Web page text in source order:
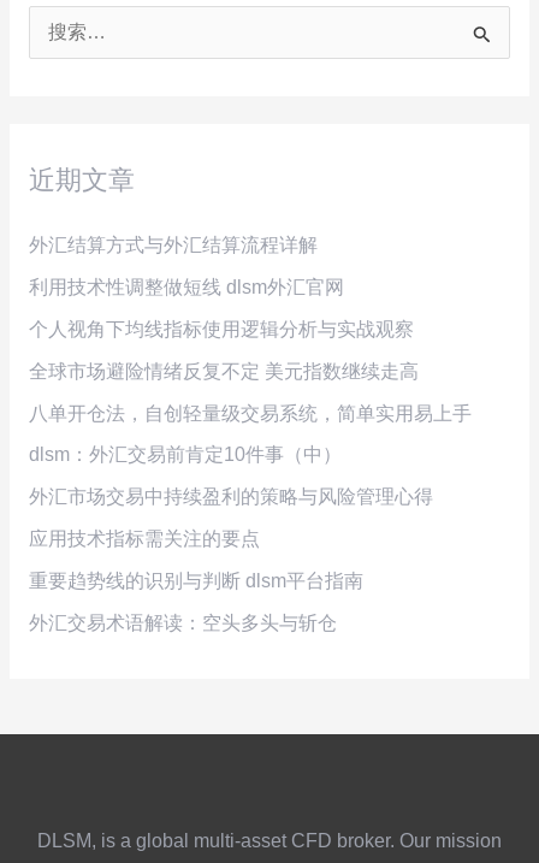
近期文章
外汇结算方式与外汇结算流程详解
利用技术性调整做短线 dlsm外汇官网
个人视角下均线指标使用逻辑分析与实战观察
全球市场避险情绪反复不定 美元指数继续走高
八单开仓法，自创轻量级交易系统，简单实用易上手
dlsm：外汇交易前肯定10件事（中）
外汇市场交易中持续盈利的策略与风险管理心得
应用技术指标需关注的要点
重要趋势线的识别与判断 dlsm平台指南
外汇交易术语解读：空头多头与斩仓
DLSM, is a global multi-asset CFD broker. Our mission